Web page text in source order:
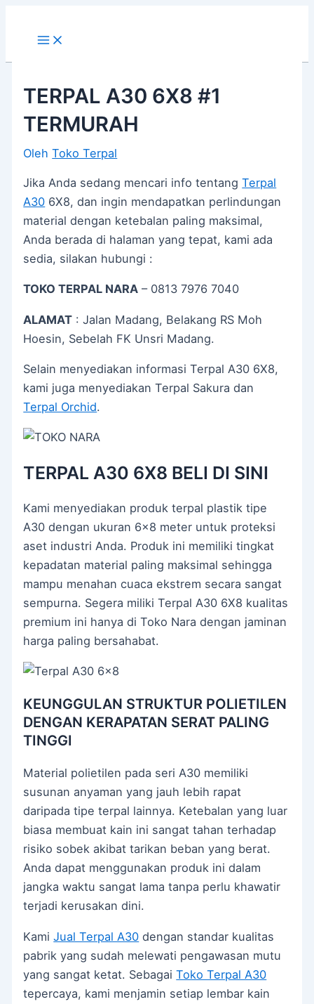
konten
TERPAL A30 6X8 #1
TERMURAH
OlehToko Terpal
Jika Anda sedang mencari info tentangTerpal
A30 6X8, dan ingin mendapatkan perlindungan
material dengan ketebalan paling maksimal,
Anda berada di halaman yang tepat, kami ada
sedia, silakan hubungi :
TOKO TERPAL NARA – 0813 7976 7040
ALAMAT : Jalan Madang, Belakang RS Moh
Hoesin, Sebelah FK Unsri Madang.
Selain menyediakan informasi Terpal A30 6X8,
kami juga menyediakan Terpal Sakura dan
Terpal Orchid.
TERPAL A30 6X8 BELI DI SINI
Kami menyediakan produk terpal plastik tipe
A30 dengan ukuran 6×8 meter untuk proteksi
aset industri Anda. Produk ini memiliki tingkat
kepadatan material paling maksimal sehingga
mampu menahan cuaca ekstrem secara sangat
sempurna. Segera miliki Terpal A30 6X8 kualitas
premium ini hanya di Toko Nara dengan jaminan
harga paling bersahabat.
KEUNGGULAN STRUKTUR POLIETILEN
DENGAN KERAPATAN SERAT PALING
TINGGI
Material polietilen pada seri A30 memiliki
susunan anyaman yang jauh lebih rapat
daripada tipe terpal lainnya. Ketebalan yang luar
biasa membuat kain ini sangat tahan terhadap
risiko sobek akibat tarikan beban yang berat.
Anda dapat menggunakan produk ini dalam
jangka waktu sangat lama tanpa perlu khawatir
terjadi kerusakan dini.
KamiJual Terpal A30 dengan standar kualitas
pabrik yang sudah melewati pengawasan mutu
yang sangat ketat. SebagaiToko Terpal A30
tepercaya, kami menjamin setiap lembar kain